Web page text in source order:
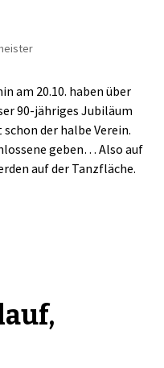
am 20.10. haben über
90-jähriges Jubiläum
der halbe Verein.
geben… Also auf
auf der Tanzfläche.